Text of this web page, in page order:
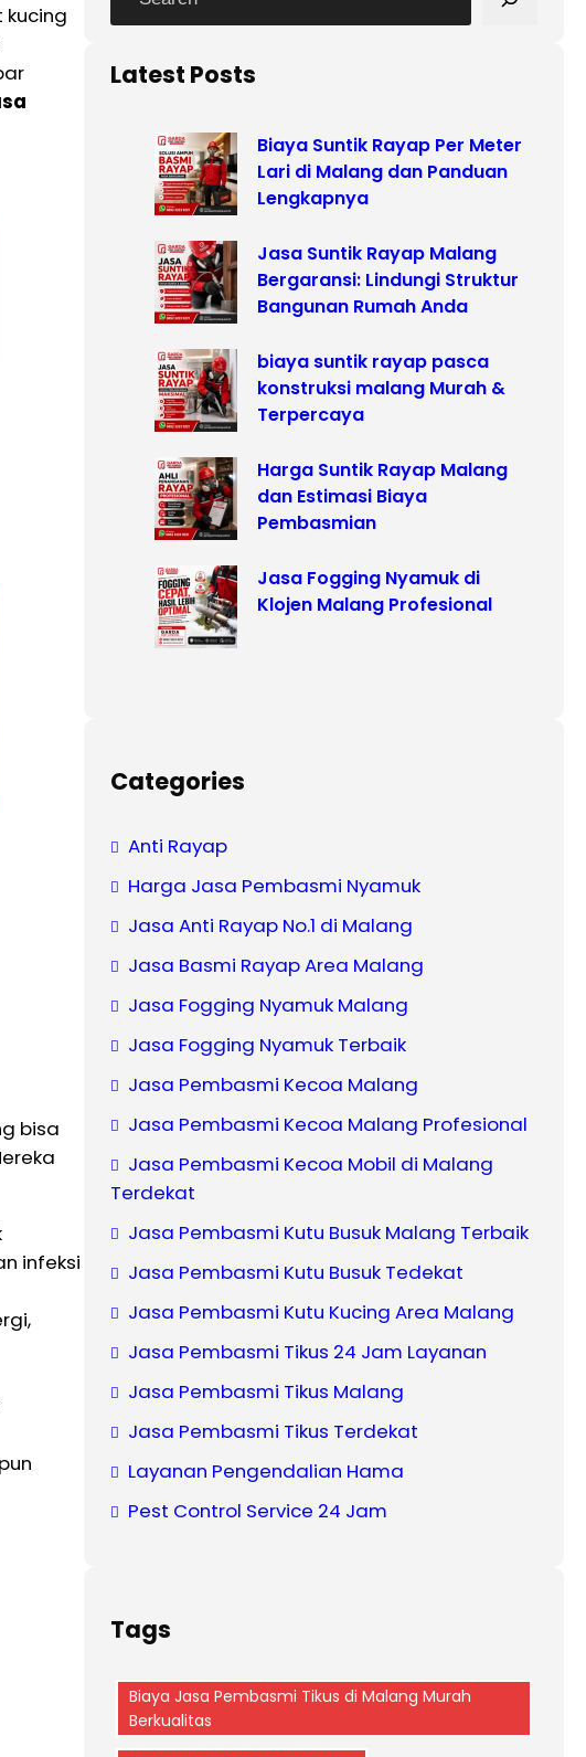
kucing
bisa
infeksi
rLatest Posts
Biaya Suntik Rayap Per Meter
Lari di Malang dan Panduan
Lengkapnya
Jasa Suntik Rayap Malang
Bergaransi: Lindungi Struktur
Bangunan Rumah Anda
biaya suntik rayap pasca
konstruksi malang Murah &
Terpercaya
Harga Suntik Rayap Malang
dan Estimasi Biaya
Pembasmian
Jasa Fogging Nyamuk di
Klojen Malang Profesional
Categories
Anti Rayap
Harga Jasa Pembasmi Nyamuk
Jasa Anti Rayap No.1 di Malang
Jasa Basmi Rayap Area Malang
Jasa Fogging Nyamuk Malang
Jasa Fogging Nyamuk Terbaik
Jasa Pembasmi Kecoa Malang
Jasa Pembasmi Kecoa Malang Profesional
Jasa Pembasmi Kecoa Mobil di Malang
Terdekat
Jasa Pembasmi Kutu Busuk Malang Terbaik
Jasa Pembasmi Kutu Busuk Tedekat
Jasa Pembasmi Kutu Kucing Area Malang
Jasa Pembasmi Tikus 24 Jam Layanan
Jasa Pembasmi Tikus Malang
Jasa Pembasmi Tikus Terdekat
Layanan Pengendalian Hama
Pest Control Service 24 Jam
Tags
Biaya Jasa Pembasmi Tikus di Malang Murah
Berkualitas